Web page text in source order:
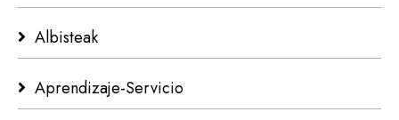
Albisteak
Aprendizaje-Servicio